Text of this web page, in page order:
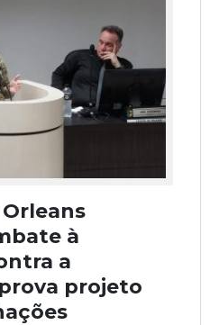
à
a
projeto